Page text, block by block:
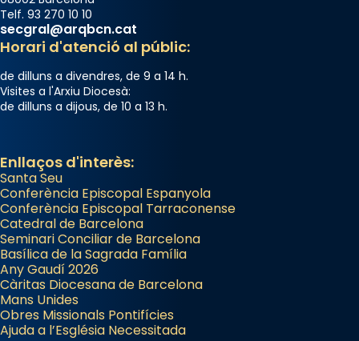
Telf. 93 270 10 10
secgral@arqbcn.cat
Horari d'atenció al públic:
de dilluns a divendres, de 9 a 14 h.
Visites a l'Arxiu Diocesà:
de dilluns a dijous, de 10 a 13 h.
Enllaços d'interès:
Santa Seu
Conferència Episcopal Espanyola
Conferència Episcopal Tarraconense
Catedral de Barcelona
Seminari Conciliar de Barcelona
Basílica de la Sagrada Família
Any Gaudí 2026
Càritas Diocesana de Barcelona
Mans Unides
Obres Missionals Pontifícies
Ajuda a l’Església Necessitada